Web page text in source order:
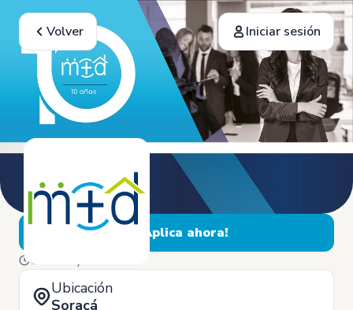
Volver Iniciar sesión
¡Aplica ahora!
8 de Mayo
Ubicación
Soracá